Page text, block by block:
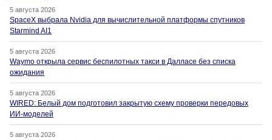
5 августа 2026
SpaceX выбрала Nvidia для вычислительной платформы спутников
Starmind AI1
5 августа 2026
Waymo открыла сервис беспилотных такси в Далласе без списка
ожидания
5 августа 2026
WIRED: Белый дом подготовил закрытую схему проверки передовых
ИИ-моделей
5 августа 2026